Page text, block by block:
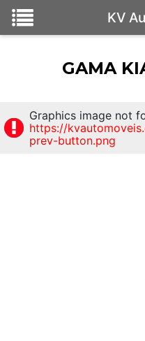
KV
GAMA
Graphics image not
https://
prev-button.png